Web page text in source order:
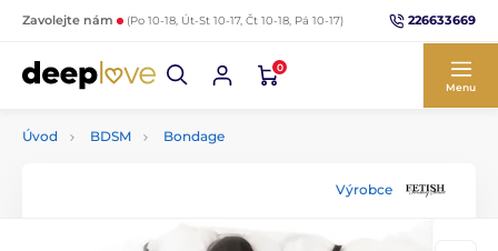
Zavolejte nám (Po 10-18, Út-St 10-17, Čt 10-18, Pá 10-17) 226633669
0
Menu
Úvod BDSM Bondage
Výrobce